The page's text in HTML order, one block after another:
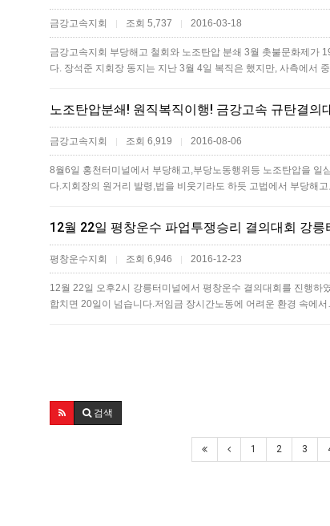
금강고속지회 | 조회 5,737 | 2016-03-18
금강고속지회 부당해고 철회와 노조탄압 분쇄 3월 촛불문화제가
다. 장석준 ​지회장 동지는 지난 3월 4일 복직은 했지만, 사측에서
노조탄압분쇄! 원직복직이행! 금강고속 규탄결의
금강고속지회 | 조회 6,919 | 2016-08-06
8월6일 홍천터미널에서 부당해고,부당노동행위등 노조탄압을 일
다.​지회장의 원거리 발령,법을 비웃기라도 하듯 고법에서 부당해
12월 22일 평창운수 파업투쟁승리 결의대회 강릉
평창운수지회 | 조회 6,946 | 2016-12-23
12월 22일 오후2시 강릉터미널에서 평창운수 결의대회를 진행하
합치면 20일이 넘습니다.저임금 장시간노동에 어려운 환경 속에
검색
1 2 3